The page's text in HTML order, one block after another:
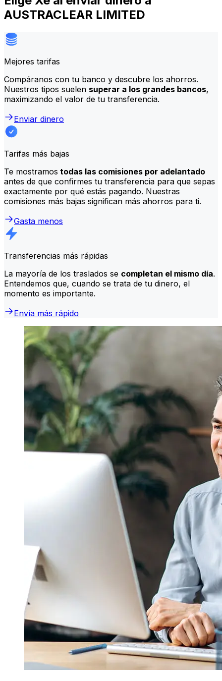
AUSTRACLEAR LIMITED
Mejores tarifas
Compáranos con tu banco y descubre los ahorros.
Nuestros tipos suelen superar a los grandes bancos,
maximizando el valor de tu transferencia.
Enviar dinero
Tarifas más bajas
Te mostramos todas las comisiones por adelantado
antes de que confirmes tu transferencia para que sepas
exactamente por qué estás pagando. Nuestras
comisiones más bajas significan más ahorros para ti.
Gasta menos
Transferencias más rápidas
La mayoría de los traslados se completan el mismo día.
Entendemos que, cuando se trata de tu dinero, el
momento es importante.
Envía más rápido